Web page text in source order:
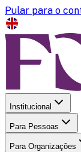
Pular para o
Institucional
Para Pessoas
Para Organizações